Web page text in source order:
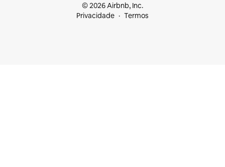
© 2026 Airbnb, Inc.
Privacidade
Termos